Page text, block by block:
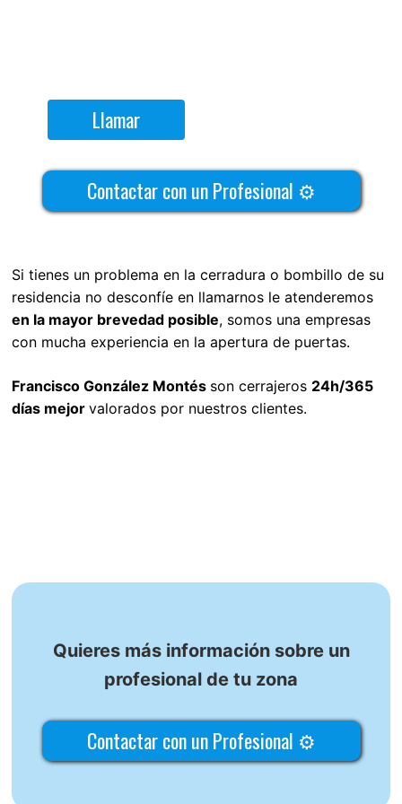
Llamar
Contactar con un Profesional ⚙
Si tienes un problema en la cerradura o bombillo de su
residencia no desconfíe en llamarnos le atenderemos
en la mayor brevedad posible, somos una empresas
con mucha experiencia en la apertura de puertas.
Francisco González Montés son cerrajeros 24h/365
días mejor valorados por nuestros clientes.
Quieres más información sobre un
profesional de tu zona
Contactar con un Profesional ⚙